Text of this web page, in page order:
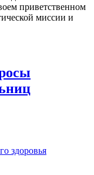
приветственном
миссии и